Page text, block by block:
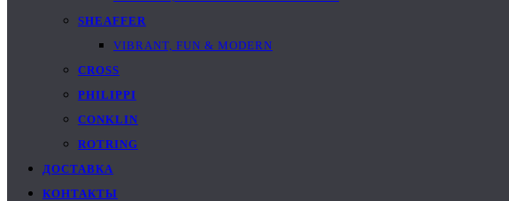
SHEAFFER
VIBRANT, FUN & MODERN
CROSS
PHILIPPI
CONKLIN
ROTRING
ДОСТАВКА
КОНТАКТЫ